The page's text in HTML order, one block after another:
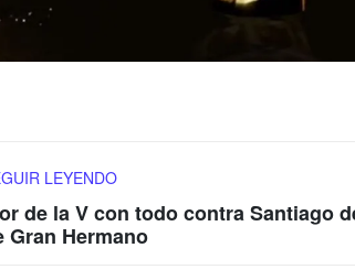
LEYENDO
de la V con todo contra Santiago
Gran Hermano